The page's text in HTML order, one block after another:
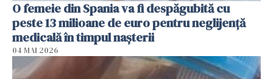
O femeie din Spania va fi despăgubită cu
peste 13 milioane de euro pentru neglijenţă
medicală în timpul naşterii
04 MAI 2026